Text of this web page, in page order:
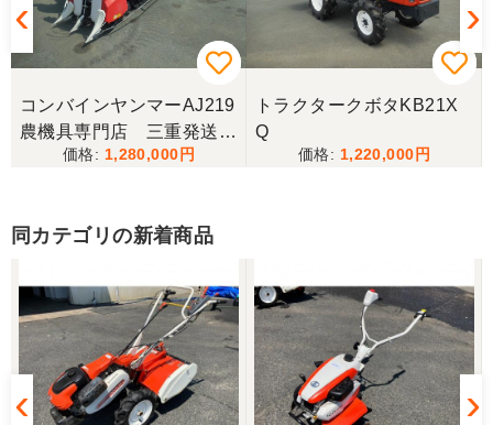
コンバインヤンマーAJ219
農機具専門店 三重発送整
備済み
1,280,000
トラクタークボタKB21X
Q
1,220,000
同カテゴリの新着商品